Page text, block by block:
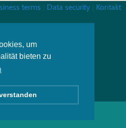
um
bieten zu
terms Data security Kontakt